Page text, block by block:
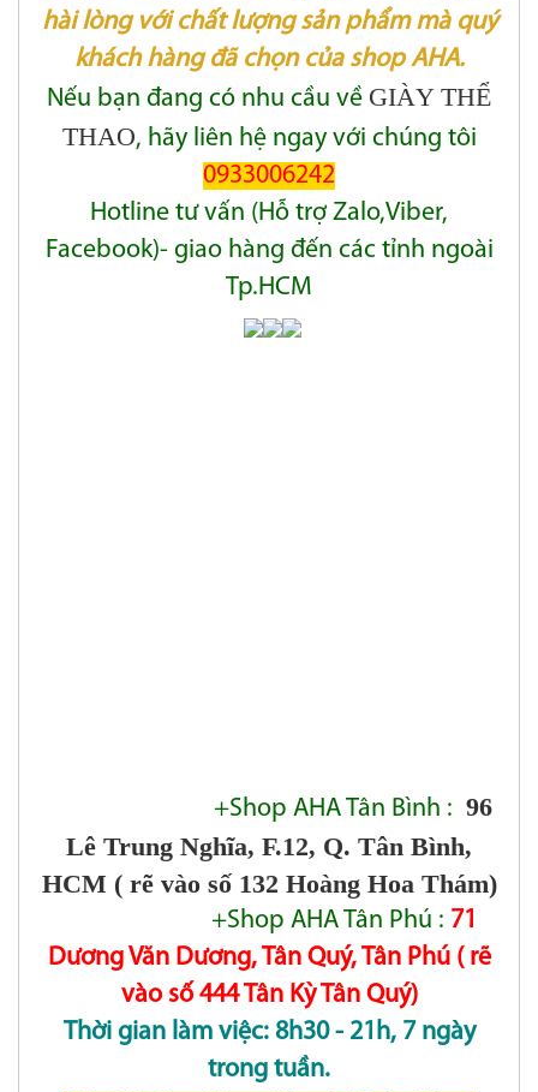
hài lòng với chất lượng sản phẩm mà quý
khách hàng đã chọn của shop AHA.
Nếu bạn đang có nhu cầu về GIÀY THỂ
THAO, hãy liên hệ ngay với chúng tôi
0933006242
Hotline tư vấn (Hỗ trợ Zalo,Viber,
Facebook)- giao hàng đến các tỉnh ngoài
Tp.HCM
+Shop AHA Tân Bình : 96
Lê Trung Nghĩa, F.12, Q. Tân Bình,
HCM ( rẽ vào số 132 Hoàng Hoa Thám)
+Shop AHA Tân Phú : 71
Dương Văn Dương, Tân Quý, Tân Phú ( rẽ
vào số 444 Tân Kỳ Tân Quý)
Thời gian làm việc: 8h30 - 21h, 7 ngày
trong tuần.